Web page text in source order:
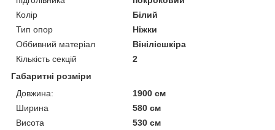
Колір
Білий
Тип опор
Ніжки
Оббивний матеріал
Вінілісшкіра
Кількість секцій
2
Габаритні розміри
Довжина:
1900 см
Ширина
580 см
Висота
530 см